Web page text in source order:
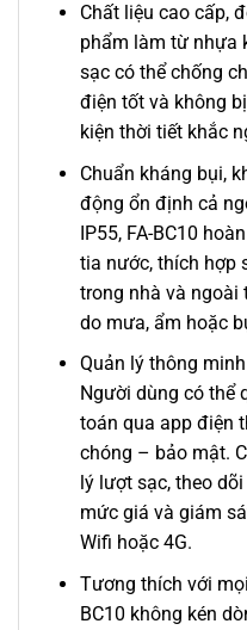
Chất liệu cao cấp,
phẩm làm từ nhựa
sạc có thể chống
điện tốt và không
kiện thời tiết khắc
Chuẩn kháng bụi,
động ổn định cả
IP55, FA-BC10
tia nước, thích hợp
trong nhà và ngoài
do mưa, ẩm hoặc
Quản lý thông
Người dùng có thể
toán qua app điện
chóng – bảo mật.
lý lượt sạc, theo
mức giá và giám
Wifi hoặc 4G.
Tương thích với
BC10 không kén